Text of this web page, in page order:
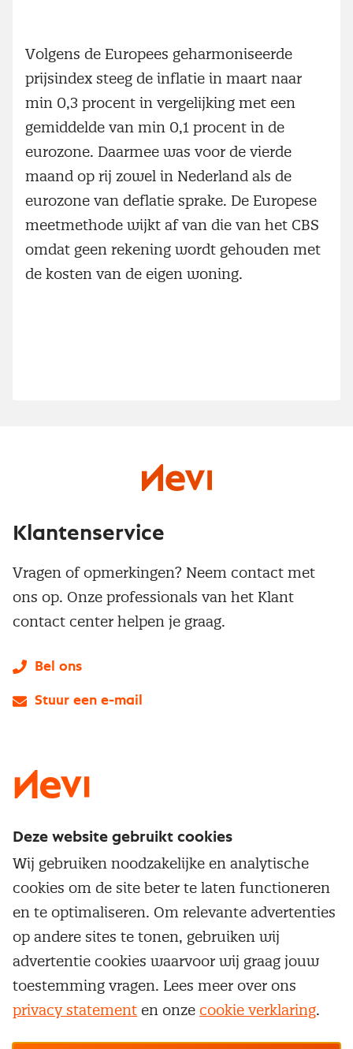
Volgens de Europees geharmoniseerde
prijsindex steeg de inflatie in maart naar
min 0,3 procent in vergelijking met een
gemiddelde van min 0,1 procent in de
eurozone. Daarmee was voor de vierde
maand op rij zowel in Nederland als de
eurozone van deflatie sprake. De Europese
meetmethode wijkt af van die van het CBS
omdat geen rekening wordt gehouden met
de kosten van de eigen woning.
Service & contact
Over inkoop
Netwerk en communities
Aanmelden nieuwsbrief
Word lid van Nevi
Populaire thema's
Aanbesteden
Contractmanagement
Kostenmanagement
Onderhandelen
Supply management
Opleidingen en trainingen
Trainingen
Opleidingen
Maatwerk
Klantenservice
Vragen of opmerkingen? Neem contact met
ons op. Onze professionals van het Klant
contact center helpen je graag.
Bel ons
Stuur een e-mail
Cookievoorkeuren beherenOnzealgemene
Deze website gebruikt cookies
Wij gebruiken noodzakelijke en analytische
cookies om de site beter te laten functioneren
en te optimaliseren. Om relevante advertenties
op andere sites te tonen, gebruiken wij
advertentie cookies waarvoor wij graag jouw
toestemming vragen. Lees meer over ons
privacy statement en onze cookie verklaring.